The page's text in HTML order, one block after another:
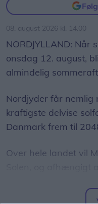
08. august 2026 kl. 14.00
NORDJYLLAND: Når
onsdag 12. august,
almindelig
Nordjyder får nemlig
kraftigste delvise
Danmark frem til
Over hele landet vil